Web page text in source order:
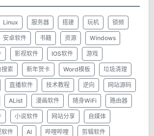
Linux 服务器 搭建 玩机 锁频
安卓软件 书籍 资源 Windows
影视软件 IOS软件 游戏
搜索 新年贺卡 Word模板 垃圾清理
直播软件 技术教程 逆向 网站源码
AList 漫画软件 随身WiFi 路由器
小说软件 网站分享 自媒体
软件 AI 哔哩哔哩 剪辑软件